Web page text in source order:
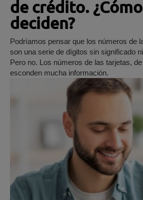
de crédito.
deciden?
Podríamos pensar que los números de
son una serie de dígitos sin significado
Pero no. Los números de las tarjetas,
esconden mucha información.